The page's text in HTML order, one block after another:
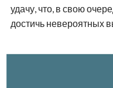
удачу, что, в свою
достичь невероятных